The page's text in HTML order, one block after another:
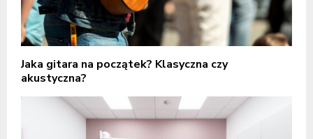
Jaka gitara na początek? Klasyczna czy
akustyczna?